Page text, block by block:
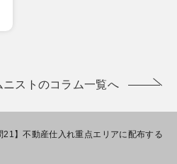
ニストのコラム一覧へ
21】不動産仕入れ重点エリアに配布する